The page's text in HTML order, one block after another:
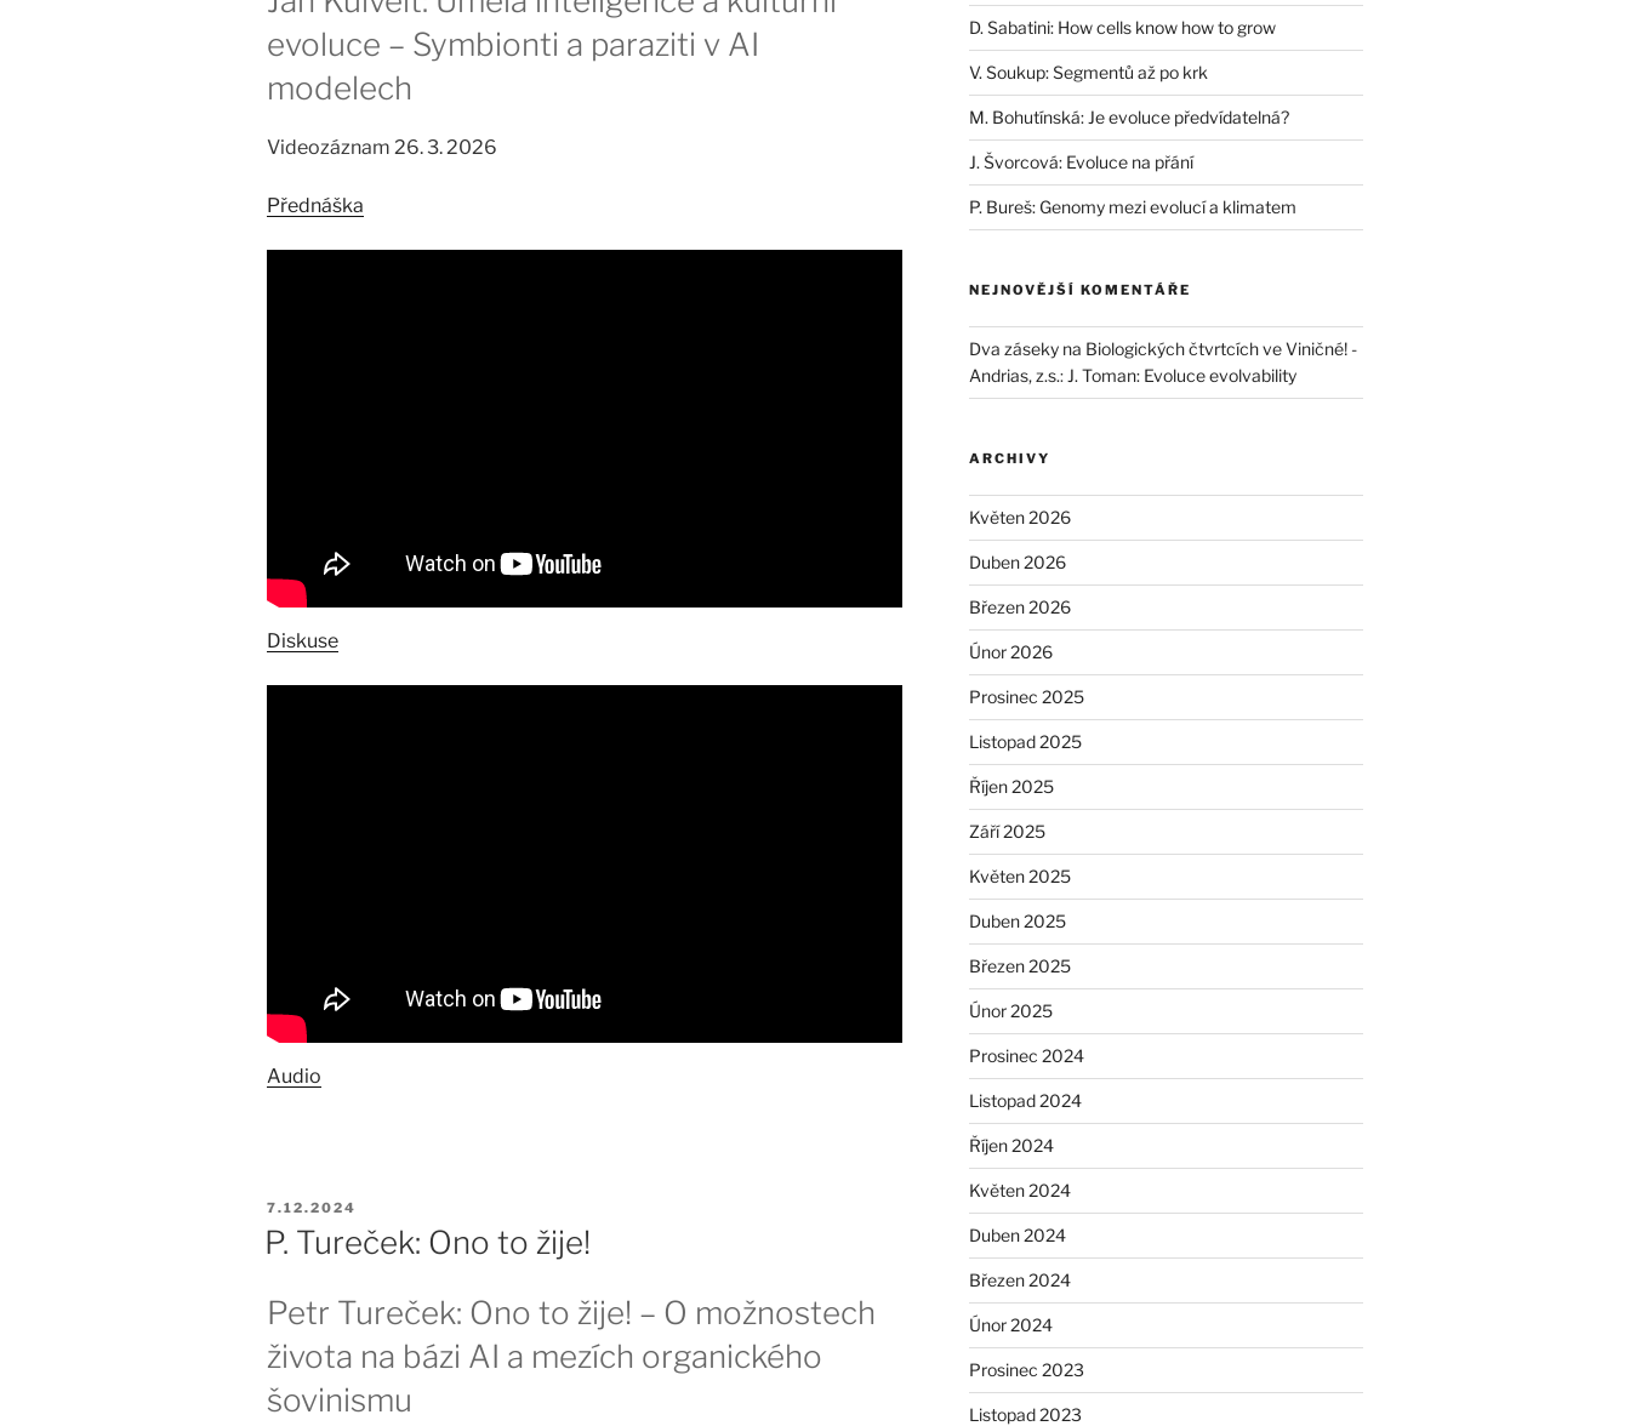
evoluce – Symbionti a paraziti v AI
modelech
Videozáznam 26. 3. 2026
Přednáška
Diskuse
Audio
PUBLIKOVÁNO
7.12.2024
P. Tureček: Ono to žije!
Petr Tureček: Ono to žije! – O možnostech
života na bázi AI a mezích organického
šovinismu
D. Sabatini: How cells know how to grow
V. Soukup: Segmentů až po krk
M. Bohutínská: Je evoluce předvídatelná?
J. Švorcová: Evoluce na přání
P. Bureš: Genomy mezi evolucí a klimatem
NEJNOVĚJŠÍ KOMENTÁŘE
Dva záseky na Biologických čtvrtcích ve Viničné! -
Andrias, z.s.: J. Toman: Evoluce evolvability
ARCHIVY
Květen 2026
Duben 2026
Březen 2026
Únor 2026
Prosinec 2025
Listopad 2025
Říjen 2025
Září 2025
Květen 2025
Duben 2025
Březen 2025
Únor 2025
Prosinec 2024
Listopad 2024
Říjen 2024
Květen 2024
Duben 2024
Březen 2024
Únor 2024
Prosinec 2023
Listopad 2023